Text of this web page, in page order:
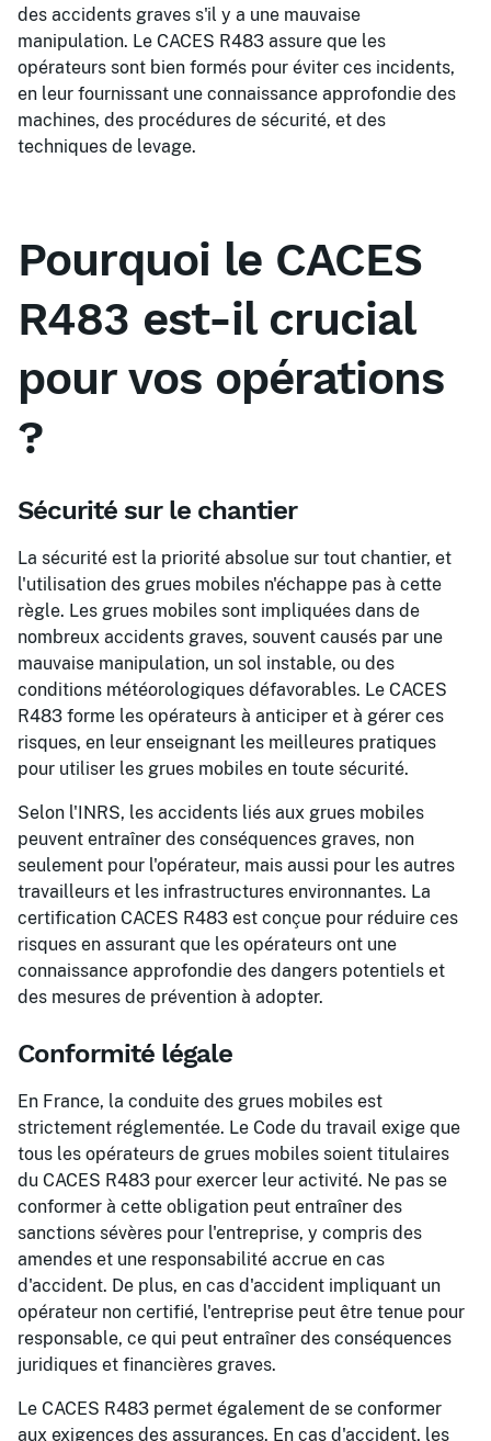
des accidents graves s'il y a une mauvaise
manipulation. Le CACES R483 assure que les
opérateurs sont bien formés pour éviter ces incidents,
en leur fournissant une connaissance approfondie des
machines, des procédures de sécurité, et des
techniques de levage.
Pourquoi le CACES
R483 est-il crucial
pour vos opérations
?
Sécurité sur le chantier
La sécurité est la priorité absolue sur tout chantier, et
l'utilisation des grues mobiles n'échappe pas à cette
règle. Les grues mobiles sont impliquées dans de
nombreux accidents graves, souvent causés par une
mauvaise manipulation, un sol instable, ou des
conditions météorologiques défavorables. Le CACES
R483 forme les opérateurs à anticiper et à gérer ces
risques, en leur enseignant les meilleures pratiques
pour utiliser les grues mobiles en toute sécurité.
Selon l'INRS, les accidents liés aux grues mobiles
peuvent entraîner des conséquences graves, non
seulement pour l'opérateur, mais aussi pour les autres
travailleurs et les infrastructures environnantes. La
certification CACES R483 est conçue pour réduire ces
risques en assurant que les opérateurs ont une
connaissance approfondie des dangers potentiels et
des mesures de prévention à adopter.
Conformité légale
En France, la conduite des grues mobiles est
strictement réglementée. Le Code du travail exige que
tous les opérateurs de grues mobiles soient titulaires
du CACES R483 pour exercer leur activité. Ne pas se
conformer à cette obligation peut entraîner des
sanctions sévères pour l'entreprise, y compris des
amendes et une responsabilité accrue en cas
d'accident. De plus, en cas d'accident impliquant un
opérateur non certifié, l'entreprise peut être tenue pour
responsable, ce qui peut entraîner des conséquences
juridiques et financières graves.
Le CACES R483 permet également de se conformer
aux exigences des assurances. En cas d'accident, les